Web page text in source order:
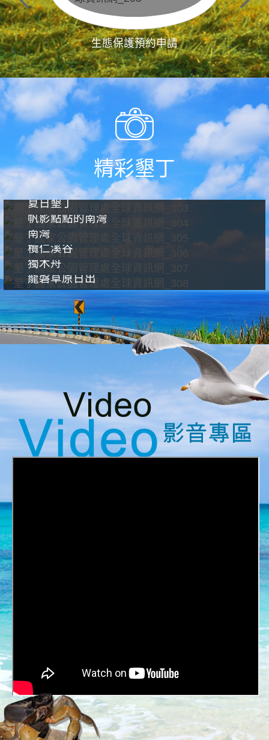
生態保護預約申請
精彩墾丁
夏日墾丁
帆影點點的南灣
南灣
欖仁溪谷
獨木舟
龍磐草原日出